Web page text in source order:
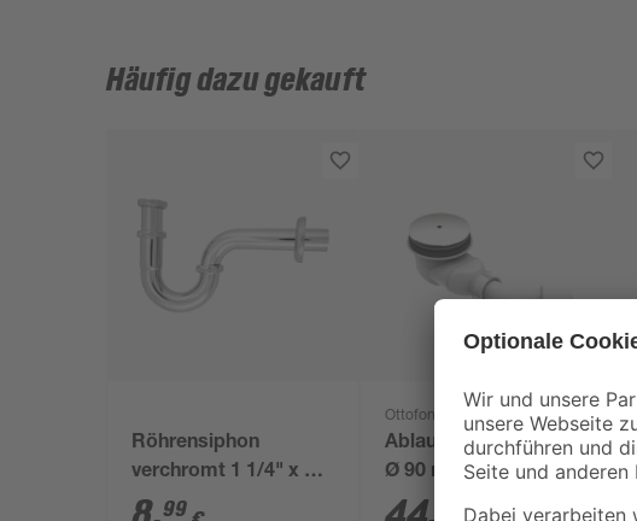
Häufig dazu gekauft
Röhrensiphon
verchromt 1 1/4" x 32
mm99
Ottofond
Ablaufgarnitur 'Tasso'
Ø 90 mm